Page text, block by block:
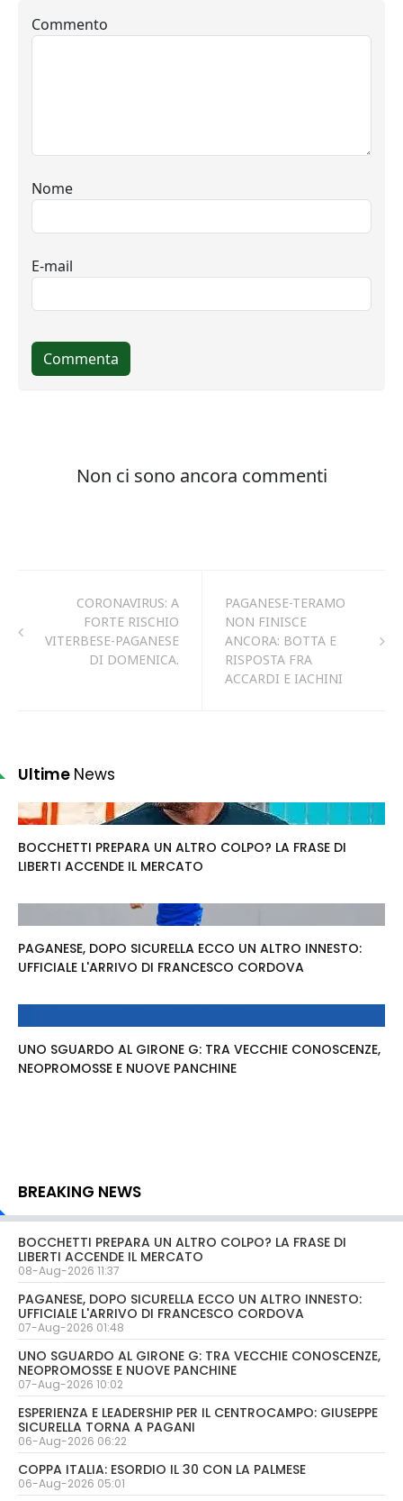
CORONAVIRUS: A
FORTE RISCHIO
VITERBESE-PAGANESE
DI DOMENICA.
PAGANESE-TERAMO
NON FINISCE
ANCORA: BOTTA E
RISPOSTA FRA
ACCARDI E IACHINI
Ultime News
BOCCHETTI PREPARA UN ALTRO COLPO? LA FRASE DI
LIBERTI ACCENDE IL MERCATO
PAGANESE, DOPO SICURELLA ECCO UN ALTRO INNESTO:
UFFICIALE L'ARRIVO DI FRANCESCO CORDOVA
UNO SGUARDO AL GIRONE G: TRA VECCHIE CONOSCENZE,
NEOPROMOSSE E NUOVE PANCHINE
BREAKING NEWS
BOCCHETTI PREPARA UN ALTRO COLPO? LA FRASE DI
LIBERTI ACCENDE IL MERCATO
08-Aug-2026 11:37
PAGANESE, DOPO SICURELLA ECCO UN ALTRO INNESTO:
UFFICIALE L'ARRIVO DI FRANCESCO CORDOVA
07-Aug-2026 01:48
UNO SGUARDO AL GIRONE G: TRA VECCHIE CONOSCENZE,
NEOPROMOSSE E NUOVE PANCHINE
07-Aug-2026 10:02
ESPERIENZA E LEADERSHIP PER IL CENTROCAMPO: GIUSEPPE
SICURELLA TORNA A PAGANI
06-Aug-2026 06:22
COPPA ITALIA: ESORDIO IL 30 CON LA PALMESE
06-Aug-2026 05:01